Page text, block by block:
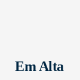
Em Alta